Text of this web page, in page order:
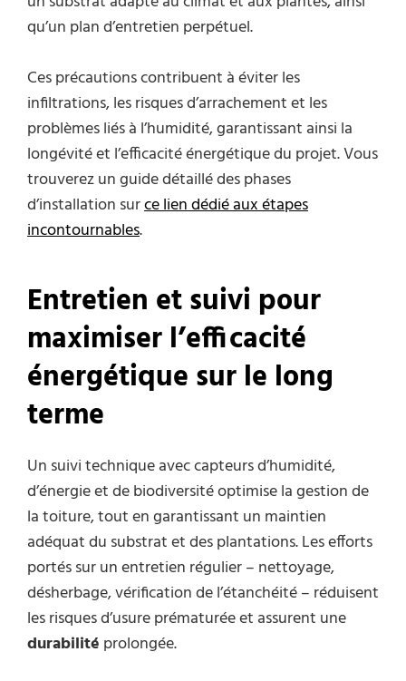
qu’un plan d’entretien perpétuel.
Ces précautions contribuent à éviter les
infiltrations, les risques d’arrachement et les
problèmes liés à l’humidité, garantissant ainsi la
longévité et l’efficacité énergétique du projet. Vous
trouverez un guide détaillé des phases
d’installation surce lien dédié aux étapes
incontournables.
Entretien et suivi pour
maximiser l’efficacité
énergétique sur le long
terme
Un suivi technique avec capteurs d’humidité,
d’énergie et de biodiversité optimise la gestion de
la toiture, tout en garantissant un maintien
adéquat du substrat et des plantations. Les efforts
portés sur un entretien régulier – nettoyage,
désherbage, vérification de l’étanchéité – réduisent
les risques d’usure prématurée et assurent une
durabilité prolongée.